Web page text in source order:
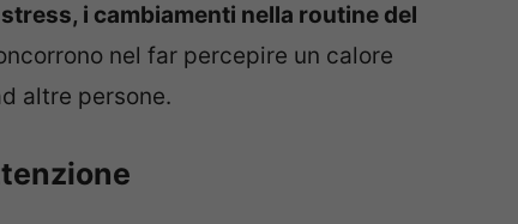
i cambiamenti nella routine del
nel far percepire un calore
altre persone.